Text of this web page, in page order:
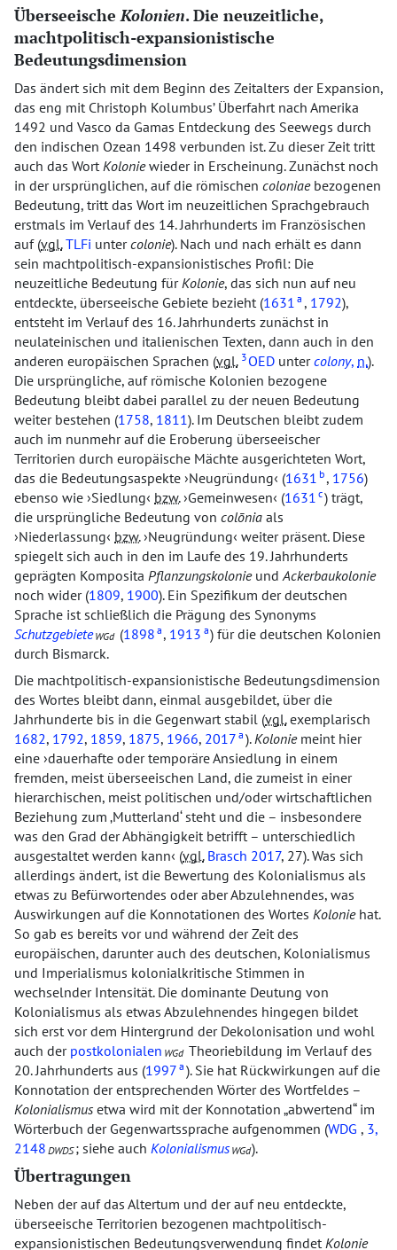
ÜberseeischeKolonien. Die neuzeitliche,
machtpolitisch-expansionistische
Bedeutungsdimension
Das ändert sich mit dem Beginn des Zeitalters der Expansion,
das eng mit Christoph Kolumbus’ Überfahrt nach Amerika
1492 und Vasco da Gamas Entdeckung des Seewegs durch
den indischen Ozean 1498 verbunden ist. Zu dieser Zeit tritt
auch das WortKoloniewieder in Erscheinung. Zunächst noch
in der ursprünglichen, auf die römischen coloniaebezogenen
Bedeutung, tritt das Wort im neuzeitlichen Sprachgebrauch
erstmals im Verlauf des 14. Jahrhunderts im Französischen
auf (vgl. TLFi untercolonie). Nach und nach erhält es dann
sein machtpolitisch-expansionistisches Profil: Die
neuzeitliche Bedeutung fürKolonie, das sich nun auf neu
entdeckte, überseeische Gebiete bezieht (1631 a , 1792),
entsteht im Verlauf des 16. Jahrhunderts zunächst in
neulateinischen und italienischen Texten, dann auch in den
anderen europäischen Sprachen (vgl. 3OED untercolony, n.).
Die ursprüngliche, auf römische Kolonien bezogene
Bedeutung bleibt dabei parallel zu der neuen Bedeutung
weiter bestehen (1758, 1811). Im Deutschen bleibt zudem
auch im nunmehr auf die Eroberung überseeischer
Territorien durch europäische Mächte ausgerichteten Wort,
das die Bedeutungsaspekte Neugründung (1631 b , 1756)
ebenso wie Siedlung bzw. Gemeinwesen (1631 c) trägt,
die ursprüngliche Bedeutung von colōnia als
Niederlassung bzw. Neugründung weiter präsent. Diese
spiegelt sich auch in den im Laufe des 19. Jahrhunderts
geprägten Komposita PflanzungskolonieundAckerbaukolonie
noch wider (1809, 1900). Ein Spezifikum der deutschen
Sprache ist schließlich die Prägung des Synonyms
Schutzgebiete WGd (1898 a , 1913 a) für die deutschen Kolonien
durch Bismarck.
Die machtpolitisch-expansionistische Bedeutungsdimension
des Wortes bleibt dann, einmal ausgebildet, über die
Jahrhunderte bis in die Gegenwart stabil (vgl.exemplarisch
1682, 1792, 1859, 1875, 1966, 2017 a ).Koloniemeint hier
eine dauerhafte oder temporäre Ansiedlung in einem
fremden, meist überseeischen Land, die zumeist in einer
hierarchischen, meist politischen und/oder wirtschaftlichen
Beziehung zum Mutterlandsteht und die – insbesondere
was den Grad der Abhängigkeit betrifft – unterschiedlich
ausgestaltet werden kann (vgl. Brasch 2017, 27). Was sich
allerdings ändert, ist die Bewertung des Kolonialismus als
etwas zu Befürwortendes oder aber Abzulehnendes, was
Auswirkungen auf die Konnotationen des Wortes Koloniehat.
So gab es bereits vor und während der Zeit des
europäischen, darunter auch des deutschen, Kolonialismus
und Imperialismus kolonialkritische Stimmen in
wechselnder Intensität. Die dominante Deutung von
Kolonialismus als etwas Abzulehnendes hingegen bildet
sich erst vor dem Hintergrund der Dekolonisation und wohl
auch der postkolonialen WGd Theoriebildung im Verlauf des
20. Jahrhunderts aus (1997 a ). Sie hat Rückwirkungen auf die
Konnotation der entsprechenden Wörter des Wortfeldes –
Kolonialismus etwa wird mit der Konnotation abwertend im
Wörterbuch der Gegenwartssprache aufgenommen (WDG , 3,
2148 DWDS; siehe auch Kolonialismus WGd).
Übertragungen
Neben der auf das Altertum und der auf neu entdeckte,
überseeische Territorien bezogenen machtpolitisch-
expansionistischen Bedeutungsverwendung findetKolonie